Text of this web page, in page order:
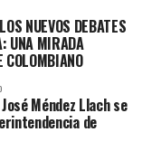
NUEVOS DEBATES
UNA MIRADA
COLOMBIANO
Méndez Llach se
de